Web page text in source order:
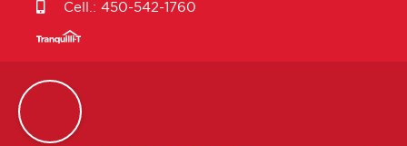
Cell.: 450-542-1760